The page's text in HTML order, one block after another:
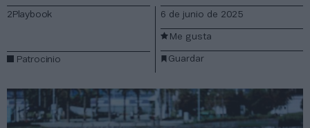
2Playbook
Patrocinio
6 de junio de 2025
Guardar
Me gusta